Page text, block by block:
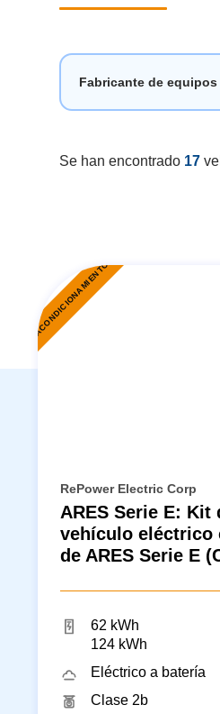
Fabricante de equipos
Se han encontrado 17
REACONDICIONAMIENTO
RePower Electric Corp
ARES Serie E: Kit
vehículo eléctrico
de ARES Serie E
62 kWh
124 kWh
Eléctrico a batería
Clase 2b